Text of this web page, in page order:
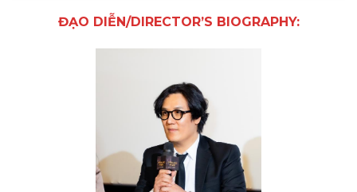
ĐẠO DIỄN/DIRECTOR’S BIOGRAPHY: